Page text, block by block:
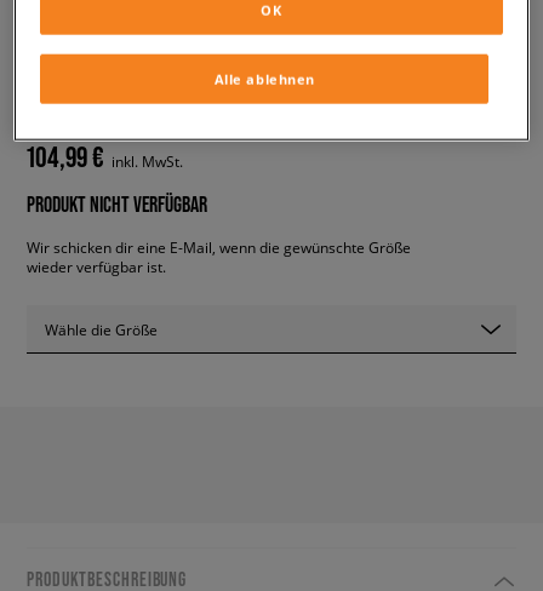
NIKE AIR MAX DN8
104,99 € inkl. MwSt.
PRODUKT NICHT VERFÜGBAR
Wir schicken dir eine E-Mail, wenn die gewünschte Größe
wieder verfügbar ist.
Wähle die Größe
PRODUKTBESCHREIBUNG
Alle ablehnen
OK